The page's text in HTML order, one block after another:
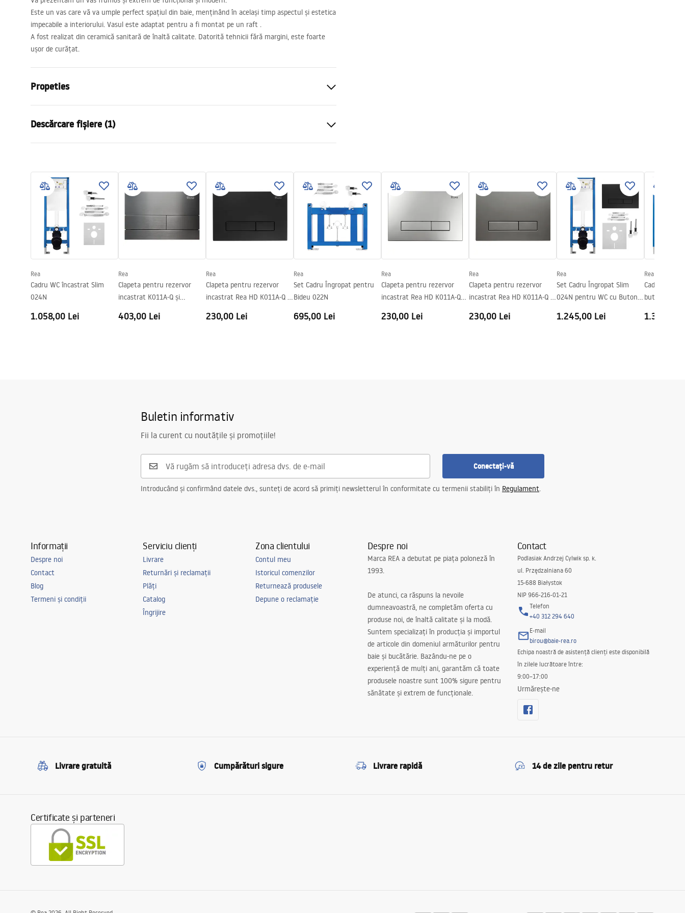
Este un vas care vă va umple perfect spațiul din baie, menținând în același timp aspectul și estetica
impecabile a interiorului. Vasul este adaptat pentru a fi montat pe un raft .
A fost realizat din ceramică sanitară de înaltă calitate. Datorită tehnicii fără margini, este foarte
ușor de curățat.
Propeties
Sistem de spălare
Culoare
Alb/Auriu
Material
Lungime
490
mm
Latime
Inalime
350
Distanta intre suruburi pentru montaj
mm
Capac inclus
Da, albă
Descărcare fișiere (1)
WC.pdf
Rea
Cadru WC încastrat Slim
024N
1.058,00 Lei
Rea
Clapeta pentru rezervor
incastrat K011A-Q și
403,00 Lei
Rea
Clapeta pentru rezervor
incastrat Rea HD K011A-Q și
230,00 Lei
Rea
Set Cadru Îngropat pentru
Bideu 022N
695,00 Lei
Rea
Clapeta pentru rezervor
incastrat Rea HD K011A-Q
230,00 Lei
Rea
Clapeta pentru rezervor
incastrat Rea HD K011A-Q și
230,00 Lei
Rea
Set Cadru Îngropat Slim
024N pentru WC cu Buton
1.245,00 Lei
Rea
Cadru WC
buton HD
1.346,00
Buletin informativ
Fii la curent cu noutățile și promoțiile!
Conectați-vă
Introducând și confirmând datele dvs., sunteți de acord să primiți newsletterul în conformitate cu termenii stabiliți în Regulament.
Informații
Despre noi
Contact
Blog
Termeni și condiții
Serviciu clienți
Livrare
Returnări și reclamații
Plăți
Catalog
Îngrijire
Zona clientului
Contul meu
Istoricul comenzilor
Returnează produsele
Depune o reclamație
Despre noi
Marca REA a debutat pe piața poloneză în
1993.
De atunci, ca răspuns la nevoile
dumneavoastră, ne completăm oferta cu
produse noi, de înaltă calitate și la modă.
Suntem specializați în producția și importul
de articole din domeniul armăturilor pentru
baie și bucătărie. Bazându-ne pe o
experiență de mulți ani, garantăm că toate
produsele noastre sunt 100% sigure pentru
sănătate și extrem de funcționale.
Contact
Podlasiak Andrzej Cylwik sp. k.
ul. Przędzalniana 60
15-688 Białystok
NIP 966-216-01-21
Telefon
+40 312 294 640
E-mail
birou@baie-rea.ro
Echipa noastră de asistență clienți este disponibilă
în zilele lucrătoare între:
9:00–17:00
Urmărește-ne
Livrare gratuită Cumpărături sigure Livrare rapidă 14 de zile pentru retur
Certificate și parteneri